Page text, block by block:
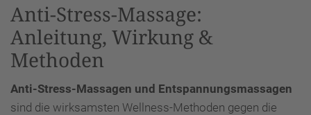
Anti-Stress-Massage:
Anleitung, Wirkung &
Methoden
Anti-Stress-Massagen und Entspannungsmassagen
sind die wirksamsten Wellness-Methoden gegen die